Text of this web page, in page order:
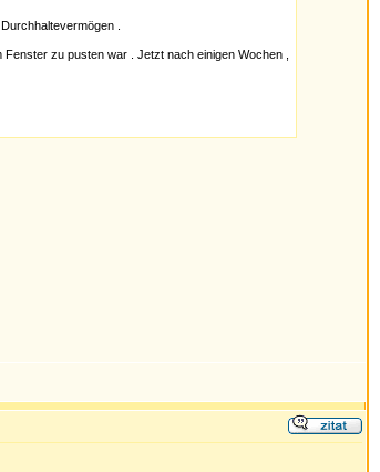
.
zu pusten war . Jetzt nach einigen Wochen ,